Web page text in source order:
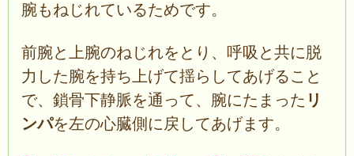
腕もねじれているためです。
前腕と上腕のねじれをとり、呼吸と共に脱
力した腕を持ち上げて揺らしてあげること
で、鎖骨下静脈を通って、腕にたまった リ
ンパを左の心臓側に戻してあげます。